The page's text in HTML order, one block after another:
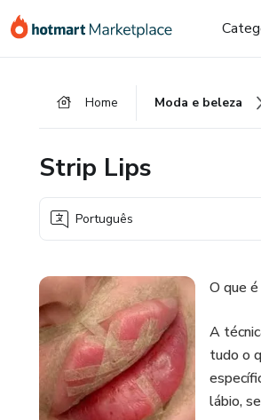
para
para
para
Home Moda e beleza
Strip Lips
Português
O que
A
tudo o
lábio,